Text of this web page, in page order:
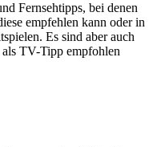
Fernsehtipps, bei denen
empfehlen kann oder in
Es sind aber auch
TV-Tipp empfohlen